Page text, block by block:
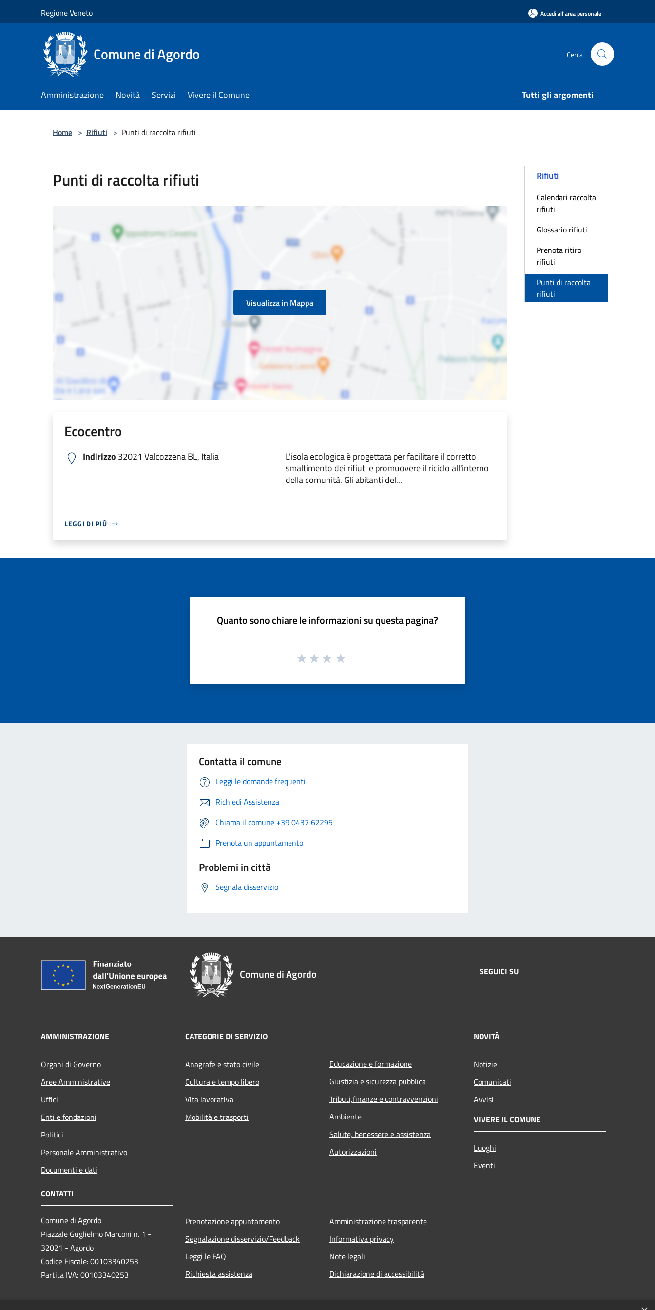
Regione Veneto Accedi all'area personale
Comune di Agordo Cerca
Amministrazione Novità Servizi Vivere il Comune Tutti gli argomenti
Home > Rifiuti > Punti di raccolta rifiuti
Punti di raccolta rifiuti
Visualizza in Mappa
Ecocentro
Indirizzo 32021 Valcozzena BL, Italia
L'isola ecologica è progettata per facilitare il corretto
smaltimento dei rifiuti e promuovere il riciclo all'interno
della comunità. Gli abitanti del...
LEGGI DI PIÙ
Rifiuti
Calendari raccolta
rifiuti
Glossario rifiuti
Prenota ritiro
rifiuti
Punti di raccolta
rifiuti
Quanto sono chiare le informazioni su questa pagina?
Contatta il comune
Leggi le domande frequenti
Richiedi Assistenza
Chiama il comune +39 0437 62295
Prenota un appuntamento
Problemi in città
Segnala disservizio
Comune di Agordo SEGUICI SU
AMMINISTRAZIONE
Organi di Governo
Aree Amministrative
Uffici
Enti e fondazioni
Politici
Personale Amministrativo
Documenti e dati
CATEGORIE DI SERVIZIO
Anagrafe e stato civile
Cultura e tempo libero
Vita lavorativa
Mobilità e trasporti
Educazione e formazione
Giustizia e sicurezza pubblica
Tributi,finanze e contravvenzioni
Ambiente
Salute, benessere e assistenza
Autorizzazioni
NOVITÀ
Notizie
Comunicati
Avvisi
VIVERE IL COMUNE
Luoghi
Eventi
CONTATTI
Comune di Agordo
Piazzale Guglielmo Marconi n. 1 -
32021 - Agordo
Codice Fiscale: 00103340253
Partita IVA: 00103340253
Prenotazione appuntamento
Segnalazione disservizio/Feedback
Leggi le FAQ
Richiesta assistenza
Amministrazione trasparente
Informativa privacy
Note legali
Dichiarazione di accessibilità